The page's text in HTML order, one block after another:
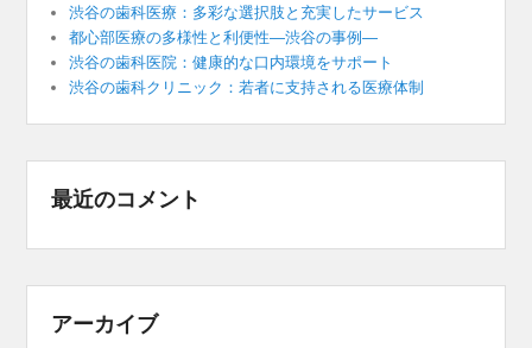
渋谷の歯科医療：多彩な選択肢と充実したサービス
都心部医療の多様性と利便性―渋谷の事例―
渋谷の歯科医院：健康的な口内環境をサポート
渋谷の歯科クリニック：若者に支持される医療体制
最近のコメント
アーカイブ